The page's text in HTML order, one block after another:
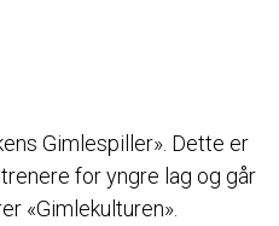
Gimlespiller». Dette er
for yngre lag og går
«Gimlekulturen».